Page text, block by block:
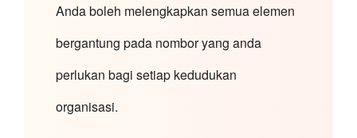
Anda boleh melengkapkan semua elemen
bergantung pada nombor yang anda
perlukan bagi setiap kedudukan
organisasi.